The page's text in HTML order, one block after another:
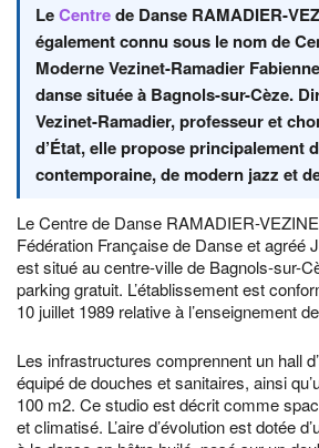
LeCentrede Danse RAMADIER-
également connu sous le nom de
Moderne Vezinet-Ramadier
danse située à Bagnols-sur-Cèze.
Vezinet-Ramadier, professeur et
d’État, elle propose principalement
contemporaine, de modern jazz et
Le Centre de Danse RAMADIER-
Fédération Française de Danse et agréé
est situé au centre-ville de Bagnols-sur-
parking gratuit. L’établissement est
10 juillet 1989 relative à l’enseignement
Les infrastructures comprennent un hall
équipé de douches et sanitaires, ainsi
100 m2. Ce studio est décrit comme
et climatisé. L’aire d’évolution est dotée